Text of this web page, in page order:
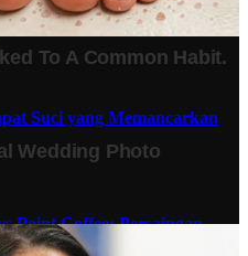
21 Hari, Apa
Suci yang Memancarkan
Point Coffee: Persaingan